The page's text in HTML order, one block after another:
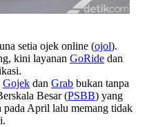
setia ojek online (ojol).
kini layanan GoRide dan
Gojek dan Grab bukan tanpa
Besar (PSBB) yang
April lalu memang tidak